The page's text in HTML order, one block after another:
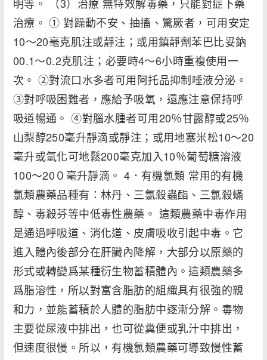
治療。 ① 對躁動不安、抽搐、驚厥者，可用安定
10～20毫克肌注或靜注；或用鎮靜劑苯巴比妥鈉
00.1～0.2克肌注；必要時4～6小時重複使用一
次。 ②對流口水多者可用阿托品抑制唾液分泌。
③對呼吸困難者，應給予吸氧，還應注意保持呼
吸道暢通。 ④對腦水腫者可用20％甘露醇或25％
山梨醇250毫升靜滴或靜注；或用地塞米松10～20
毫升或氫化可地鬆200毫克加入10％葡萄糖溶液
100～20０毫升靜滴。 4．有機氯類 常用的有機
氯類農藥品種有：林丹、三氯殺蟲酯、三氯殺蟎
醇、毒殺芬等中低毒性農藥。 這類農藥中毒作用
是通過呼吸道、消化道、皮膚吸收引起中毒。它
進入體內後部分在肝臟內降解，大部分以原藥的
形式或轉變爲某種衍生物蓄積體內。這類農藥多
爲脂溶性，所以對富含脂肪的組織具有很強的親
和力，並能蓄積於人體的脂肪中逐漸分解。毒物
主要從尿液中排出，也可從糞便或乳汁中排出，
但速度很慢。所以，有機氯類農藥可導致慢性蓄